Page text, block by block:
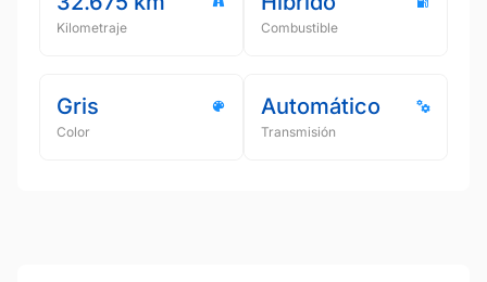
Kilometraje Combustible
Gris
Color
Automático
Transmisión